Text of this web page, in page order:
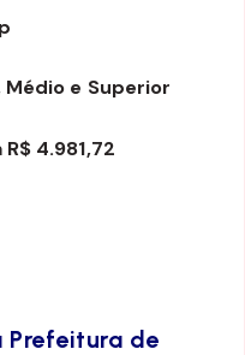
e Superior
4.981,72
Prefeitura de